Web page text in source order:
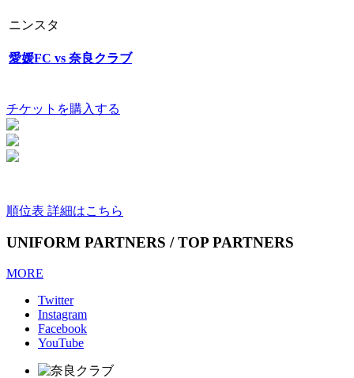
ニンスタ
愛媛FC vs 奈良クラブ
チケットを購入する
順位表 詳細はこちら
UNIFORM PARTNERS / TOP PARTNERS
MORE
Twitter
Instagram
Facebook
YouTube